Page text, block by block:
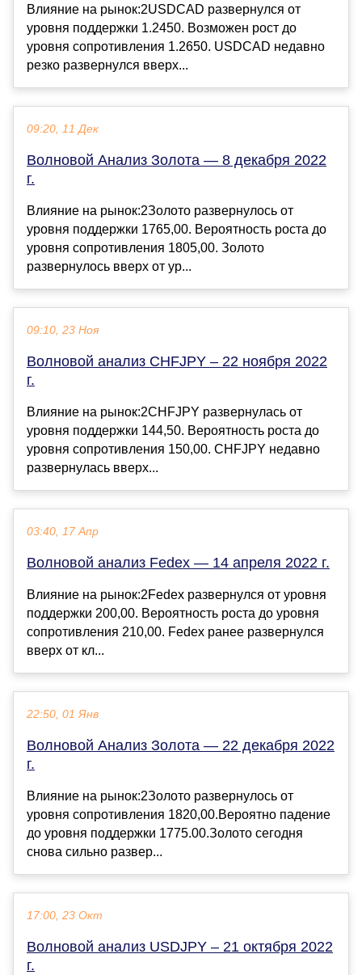
Влияние на рынок:2USDCAD развернулся от
уровня поддержки 1.2450. Возможен рост до
уровня сопротивления 1.2650. USDCAD недавно
резко развернулся вверх...
09:20, 11 Дек
Волновой Анализ Золота — 8 декабря 2022
г.
Влияние на рынок:2Золото развернулось от
уровня поддержки 1765,00. Вероятность роста до
уровня сопротивления 1805,00. Золото
развернулось вверх от ур...
09:10, 23 Ноя
Волновой анализ CHFJPY – 22 ноября 2022
г.
Влияние на рынок:2CHFJPY развернулась от
уровня поддержки 144,50. Вероятность роста до
уровня сопротивления 150,00. CHFJPY недавно
развернулась вверх...
03:40, 17 Апр
Волновой анализ Fedex — 14 апреля 2022 г.
Влияние на рынок:2Fedex развернулся от уровня
поддержки 200,00. Вероятность роста до уровня
сопротивления 210,00. Fedex ранее развернулся
вверх от кл...
22:50, 01 Янв
Волновой Анализ Золота — 22 декабря 2022
г.
Влияние на рынок:2Золото развернулось от
уровня сопротивления 1820,00.Вероятно падение
до уровня поддержки 1775.00.Золото сегодня
снова сильно развер...
17:00, 23 Окт
Волновой анализ USDJPY – 21 октября 2022
г.